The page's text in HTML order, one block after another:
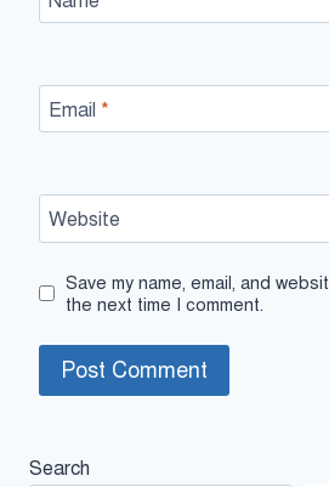
Email *
Website
Save my name, email, and
the next time I comment.
Search